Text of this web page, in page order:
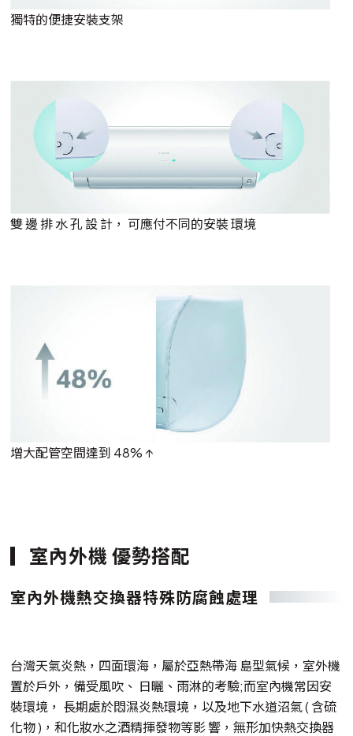
獨特的便捷安裝支架
雙 邊 排 水 孔 設 計， 可應付不同的安裝 環境
增大配管空間達到 48% ↑
室內外機 優勢搭配
室內外機熱交換器特殊防腐蝕處理
台灣天氣炎熱，四面環海，屬於亞熱帶海 島型氣候，室外機
置於戶外，備受風吹、 日曬、雨淋的考驗;而室內機常因安
裝環境， 長期處於悶濕炎熱環境，以及地下水道沼氣 ( 含硫
化物 )，和化妝水之酒精揮發物等影 響，無形加快熱交換器